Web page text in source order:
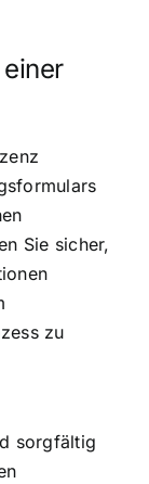
Sie sicher,
zu
sorgfältig